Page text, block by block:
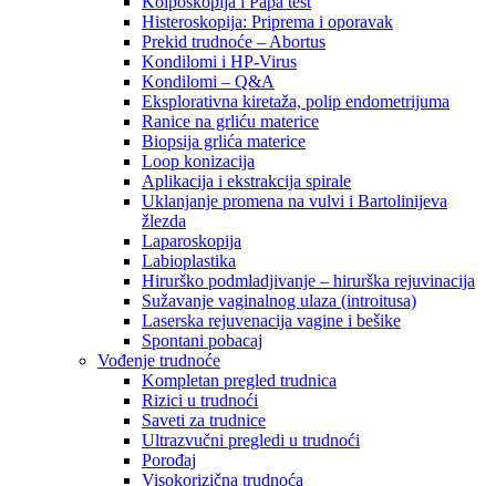
Histeroskopija: Priprema i oporavak
Prekid trudnoće – Abortus
Kondilomi i HP-Virus
Kondilomi – Q&A
Eksplorativna kiretaža, polip endometrijuma
Ranice na grliću materice
Biopsija grlića materice
Loop konizacija
Aplikacija i ekstrakcija spirale
Uklanjanje promena na vulvi i Bartolinijeva
žlezda
Laparoskopija
Labioplastika
Hirurško podmladjivanje – hirurška rejuvinacija
Sužavanje vaginalnog ulaza (introitusa)
Laserska rejuvenacija vagine i bešike
Spontani pobacaj
Vođenje trudnoće
Kompletan pregled trudnica
Rizici u trudnoći
Saveti za trudnice
Ultrazvučni pregledi u trudnoći
Porođaj
Visokorizična trudnoća